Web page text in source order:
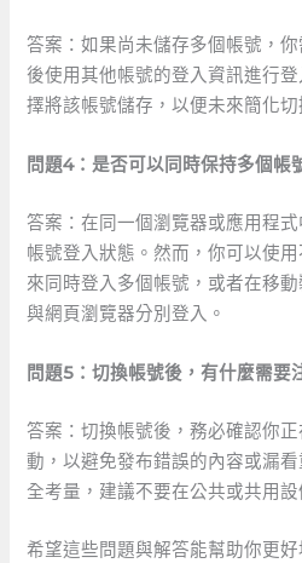
答案：如果尚未儲存多個帳號，
後使用其他帳號的登入資訊進行
擇將該帳號儲存，以便未來簡化切
問題4：是否可以同時保持多個帳
答案：在同一個瀏覽器或應用程
帳號登入狀態。然而，你可以使
來同時登入多個帳號，或者在移
與網頁瀏覽器分別登入。
問題5：切換帳號後，有什麼需要
答案：切換帳號後，務必確認你
動，以避免發布錯誤的內容或漏
全考量，建議不要在公共或共用設
希望這些問題與解答能幫助你更